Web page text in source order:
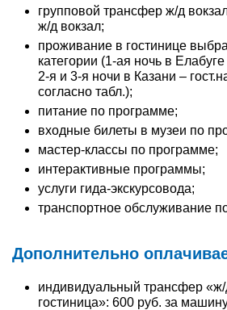
групповой трансфер ж/д
ж/д вокзал;
проживание в гостинице
категории (1-ая ночь в Елабуге
2-я и 3-я ночи в Казани –
согласно табл.);
питание по программе;
входные билеты в музеи по
мастер-классы по программе;
интерактивные программы;
услуги гида-экскурсовода;
транспортное обслуживание
Дополнительно
индивидуальный трансфер «ж/
гостиница»: 600 руб. за